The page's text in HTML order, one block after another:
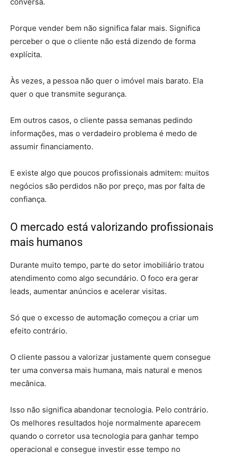
conversa.
Porque vender bem não significa falar mais. Significa
perceber o que o cliente não está dizendo de forma
explícita.
Às vezes, a pessoa não quer o imóvel mais barato. Ela
quer o que transmite segurança.
Em outros casos, o cliente passa semanas pedindo
informações, mas o verdadeiro problema é medo de
assumir financiamento.
E existe algo que poucos profissionais admitem: muitos
negócios são perdidos não por preço, mas por falta de
confiança.
O mercado está valorizando profissionais
mais humanos
Durante muito tempo, parte do setor imobiliário tratou
atendimento como algo secundário. O foco era gerar
leads, aumentar anúncios e acelerar visitas.
Só que o excesso de automação começou a criar um
efeito contrário.
O cliente passou a valorizar justamente quem consegue
ter uma conversa mais humana, mais natural e menos
mecânica.
Isso não significa abandonar tecnologia. Pelo contrário.
Os melhores resultados hoje normalmente aparecem
quando o corretor usa tecnologia para ganhar tempo
operacional e consegue investir esse tempo no